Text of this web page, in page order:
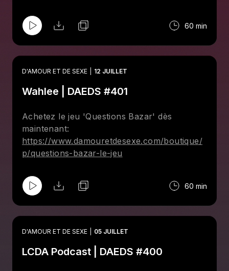
dans son couple et on se demande combien
de temps il est raisonnable d’attendre. On
de son ex pour surmonter une rupture et
aux enjeux que ça soulève. Simon démystifie
libertin, sa clientèle, les règles d’hygiène et
conversations essentielles à avoir avant d’y
mettre les pieds, de la monogamie, des
réalités de l’échangisme et des mesures
mises en place pour assurer la sécurité de
60 min
D'AMOUR ET DE SEXE 12 JUILLET
Wahlee | DAEDS #401
Achetez le jeu 'Questions Bazar' dès
maintenant:
https://www.damouretdesexe.com/boutique/
p/questions-bazar-le-jeu
60 min
D'AMOUR ET DE SEXE 05 JUILLET
LCDA Podcast | DAEDS #400